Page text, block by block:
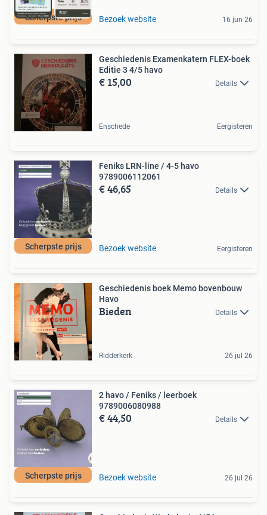
Scherpste prijs Bezoek website 16 jun 26
Geschiedenis Examenkatern FLEX-boek
Editie 3 4/5 havo
€ 15,00 Details
Enschede Eergisteren
Scherpste prijs
Feniks LRN-line / 4-5 havo
9789006112061
€ 46,65 Details
Bezoek website Eergisteren
Geschiedenis boek Memo bovenbouw
Havo
Bieden Details
Ridderkerk 26 jul 26
Scherpste prijs
2 havo / Feniks / leerboek
9789006080988
€ 44,50 Details
Bezoek website 26 jul 26